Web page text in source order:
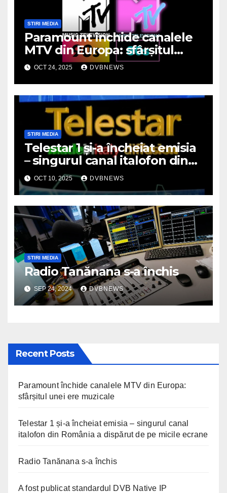
STIRI MEDIA
Paramount închide canalele
MTV din Europa: sfârșitul
unei ere muzicale
OCT 24, 2025 DVBNEWS
STIRI MEDIA
Telestar 1 și-a încheiat emisia
– singurul canal italofon din
România a dispărut de pe
micile ecrane
OCT 10, 2025 DVBNEWS
STIRI MEDIA
Radio Tanănana s-a închis
SEP 24, 2024 DVBNEWS
Recent Posts
Paramount închide canalele MTV din Europa:
sfârșitul unei ere muzicale
Telestar 1 și-a încheiat emisia – singurul canal
italofon din România a dispărut de pe micile ecrane
Radio Tanănana s-a închis
A fost publicat standardul DVB Native IP